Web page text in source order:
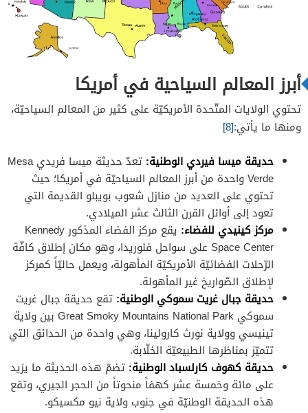
أبرز المعالم السياحية في أمريكا
تحتوي الولايات المتّحدة الأمريكيّة على كثير من المعالم السياحيّة،
ومنها ما يأتي:[8]
حديقة ميسا فيردي الوطنية:
تعدّ حديثة ميسا فريدي Mesa
Verde واحدة من أبرز المعالم السياحيّة في أمريكا؛ حيث
تحتوي على العديد من منازل شعوب بويبلو القديمة التي
تعود إلى أوائل القرن الثالث عشر الميلادي.
مركز كينيدي للفضاء:
يقع مركز الفضاء المذكور Kennedy
Space Center على سواحل فلوريدا، وهو مكان إطلاق كافّة
الرّحلات الفضائيّة الأمريكيّة المأهولة، ويعمل حاليّاً كمركز
لإطلاق الصّواريخ غير المأهولة.
حديقة جبال غريت سموكي الوطنية: تقع حديقة جبال غريت
سموكي Great Smoky Mountains National Park بين ولاية
تينيسي وولاية نورث كارولينا، وهي واحدة من الحدائق التي
تتميّز بمناظرها الطبيعيّة الخلّابة.
حديقة كهوف كارلسباد الوطنية: تضمّ هذه الحديثة ما يزيد
على مائة وخمسة عشر كهفاً منحوتاً من الحجر الجيري، وتقع
هذه الحديقة الوطنيّة في جنوب ولاية نيو مكسيكو.